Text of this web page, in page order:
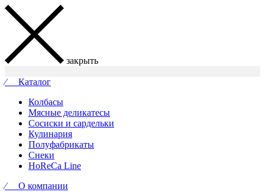
закрыть
⁄ Каталог
Колбасы
Мясные деликатесы
Сосиски и сардельки
Кулинария
Полуфабрикаты
Снеки
HoReCa Line
⁄ О компании